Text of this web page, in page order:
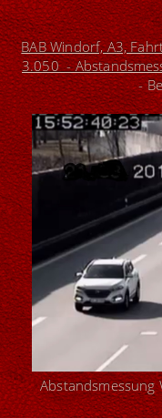
BAB Windorf, A3,
3.050 -
-
Abstandsmessung